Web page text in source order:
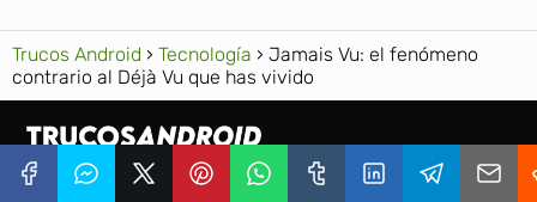
Trucos Android Tecnología
Jamais Vu: el fenómeno
contrario al Déjà Vu que has vivido